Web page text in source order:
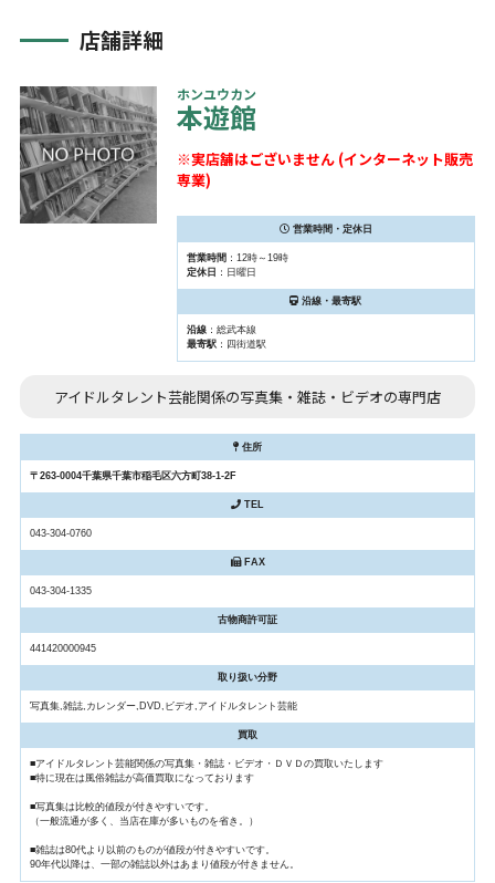
店舗詳細
ホンユウカン
本遊館
※実店舗はございません (インターネット販売
専業)
営業時間・定休日
営業時間 ：12時～19時
定休日 ：日曜日
沿線・最寄駅
沿線：総武本線
最寄駅：四街道駅
アイドルタレント芸能関係の写真集・雑誌・ビデオの専門店
住所
〒263-0004千葉県千葉市稲毛区六方町38-1-2F
TEL
043-304-0760
FAX
043-304-1335
古物商許可証
441420000945
取り扱い分野
写真集,雑誌,カレンダー,DVD,ビデオ,アイドルタレント芸能
買取
■アイドルタレント芸能関係の写真集・雑誌・ビデオ・ＤＶＤの買取いたします
■特に現在は風俗雑誌が高価買取になっております
■写真集は比較的値段が付きやすいです。
（一般流通が多く、当店在庫が多いものを省き。）
■雑誌は80代より以前のものが値段が付きやすいです。
90年代以降は、一部の雑誌以外はあまり値段が付きません。